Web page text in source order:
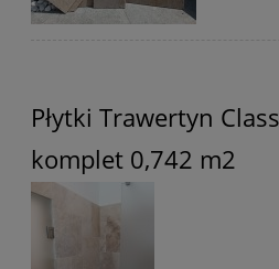
Płytki Trawertyn
komplet 0,742 m2